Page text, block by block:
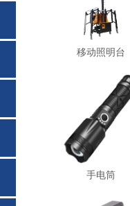
移动照明台
手电筒